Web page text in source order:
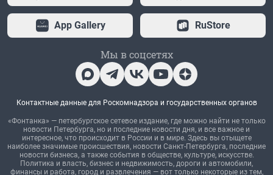
App Gallery RuStore
Мы в соцсетях
Контактные данные для Роскомнадзора и государственных органов
«Фонтанка» — петербургское сетевое издание, где можно найти не только
новости Петербурга, но и последние новости дня, и все важное и
интересное, что происходит в России и в мире. Здесь вы отыщете
наиболее значимые происшествия, новости Санкт-Петербурга, последние
новости бизнеса, а также события в обществе, культуре, искусстве.
Политика и власть, бизнес и недвижимость, дороги и автомобили,
финансы и работа, город и развлечения — вот только некоторые из тем,